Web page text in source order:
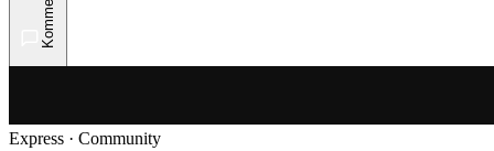
Express · Community